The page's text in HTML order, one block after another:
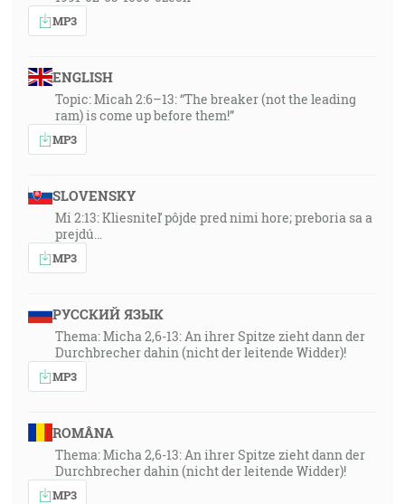
MP3
ENGLISH
Topic: Micah 2:6–13: “The breaker (not the leading
ram) is come up before them!”
MP3
SLOVENSKY
Mi 2:13: Kliesniteľ pôjde pred nimi hore; preboria sa a
prejdú…
MP3
РУССКИЙ ЯЗЫК
Thema: Micha 2,6-13: An ihrer Spitze zieht dann der
Durchbrecher dahin (nicht der leitende Widder)!
MP3
ROMÂNA
Thema: Micha 2,6-13: An ihrer Spitze zieht dann der
Durchbrecher dahin (nicht der leitende Widder)!
MP3